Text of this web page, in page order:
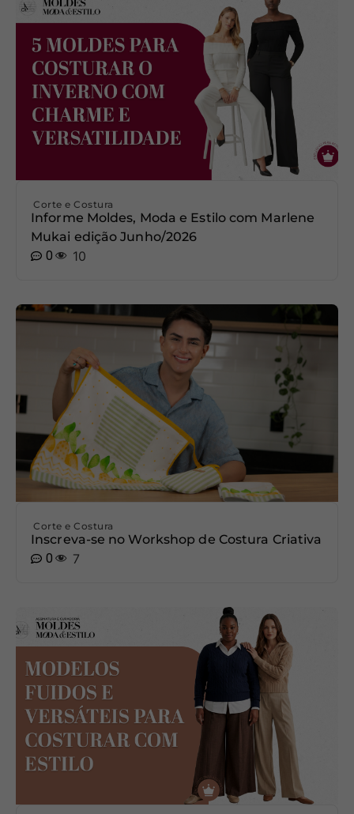
Corte e Costura
Informe Moldes, Moda e Estilo com Marlene
Mukai edição Junho/2026
0
10
Corte e Costura
Inscreva-se no Workshop de Costura Criativa
0
7